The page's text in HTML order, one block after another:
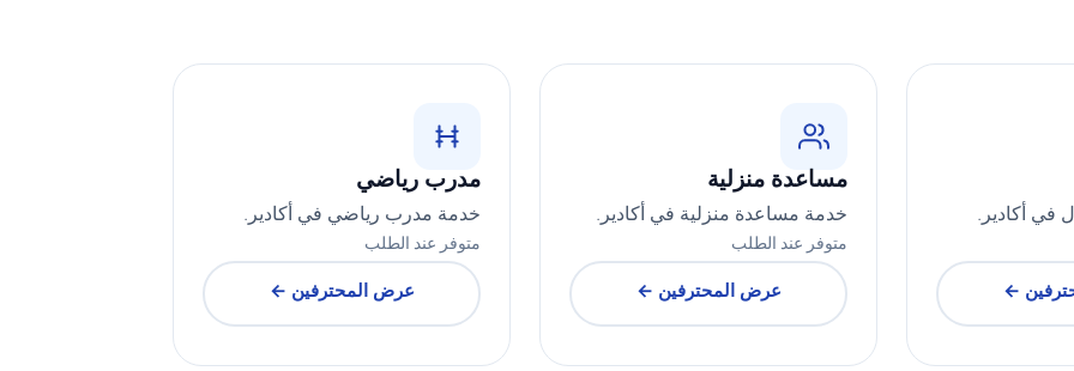
في أكادير.
←
مساعدة منزلية
خدمة مساعدة منزلية في أكادير.
متوفر عند الطلب
عرض المحترفين ←
مدرب رياضي
خدمة مدرب رياضي في أكادير.
متوفر عند الطلب
عرض المحترفين ←